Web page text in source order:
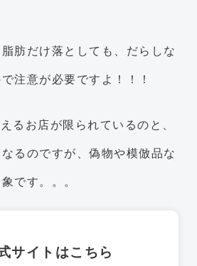
肪だけ落としても、だらしな
注意が必要ですよ！！！
るお店が限られているのと、
るのですが、偽物や模倣品な
です。。。
サイトはこちら